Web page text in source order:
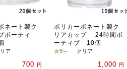
ネート製ク
ボーティ
ア
700
円
ポリカーボネート製ク
リアカップ 24時間ボ
ーティブ 10個
クリア
1,000
円